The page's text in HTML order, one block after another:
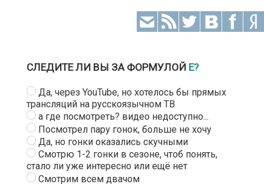
СЛЕДИТЕ ЛИ ВЫ ЗА ФОРМУЛОЙ Е?
Да, через YouTube, но хотелось бы прямых
трансляций на русскоязычном ТВ
а где посмотреть? видео недоступно...
Посмотрел пару гонок, больше не хочу
Да, но гонки оказались скучными
Смотрю 1-2 гонки в сезоне, чтоб понять,
стало ли уже интересно или ещё нет
Смотрим всем двачом